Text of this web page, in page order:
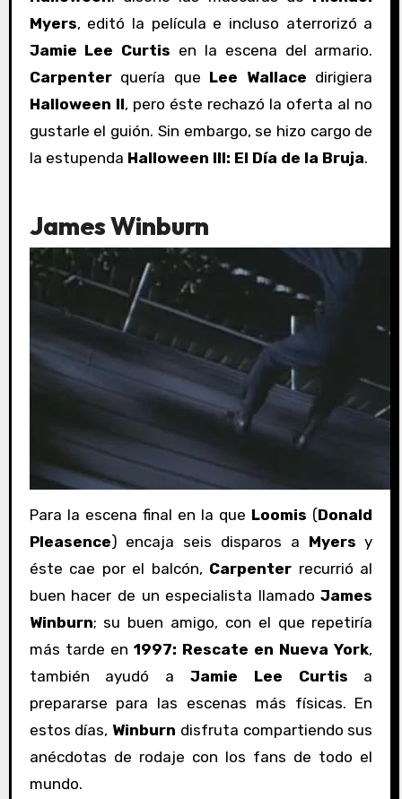
Myers, editó la película e incluso aterrorizó a
Jamie Lee Curtis en la escena del armario.
Carpenterquería que Lee Wallace dirigiera
Halloween II, pero éste rechazó la oferta al no
gustarle el guión. Sin embargo, se hizo cargo de
la estupenda Halloween III: El Día de la Bruja.
James Winburn
Para la escena final en la que Loomis (Donald
Pleasence) encaja seis disparos a Myers y
éste cae por el balcón, Carpenter recurrió al
buen hacer de un especialista llamadoJames
Winburn; su buen amigo, con el que repetiría
más tarde en 1997: Rescate en Nueva York,
también ayudó a Jamie Lee Curtis a
prepararse para las escenas más físicas. En
estos días, Winburn disfruta compartiendo sus
anécdotas de rodaje con los fans de todo el
mundo.